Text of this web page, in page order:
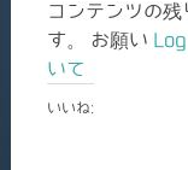
コンテンツの
す。 お願い
いて
いいね: